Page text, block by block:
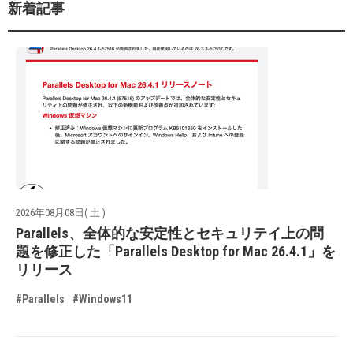
新着記事
2026年08月08日( 土 )
Parallels、全体的な安定性とセキュリテイ上の問
題を修正した「Parallels Desktop for Mac 26.4.1」を
リリース
#Parallels #Windows11